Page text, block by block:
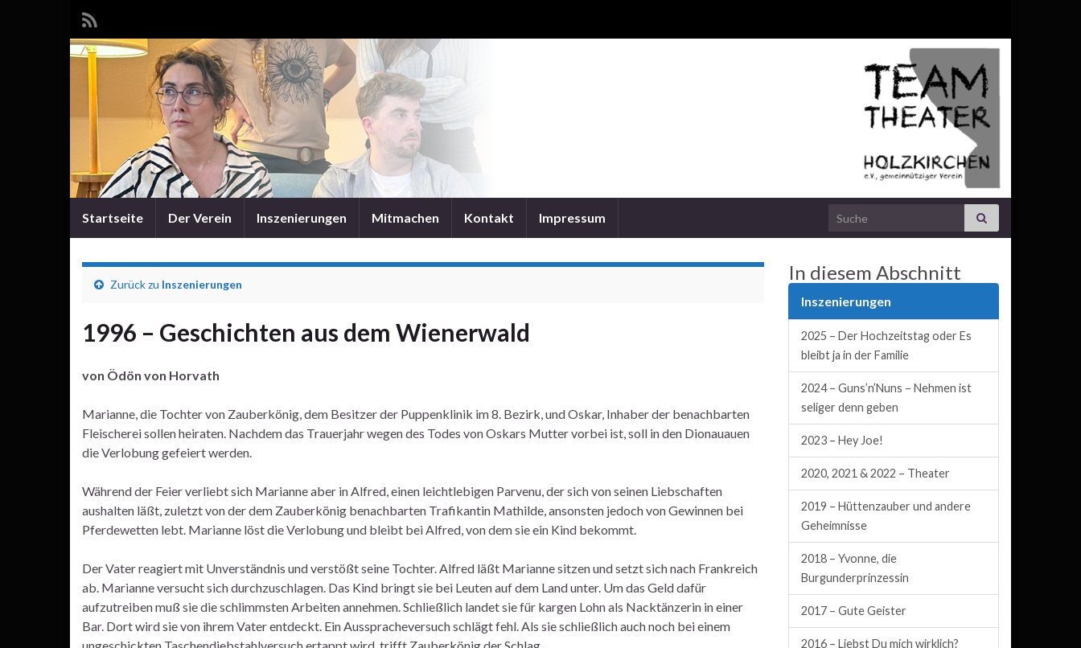
Startseite Der Verein Inszenierungen Mitmachen Kontakt Impressum Search for:
Zurück zu Inszenierungen
1996 – Geschichten aus dem Wienerwald
von Ödön von Horvath
Marianne, die Tochter von Zauberkönig, dem Besitzer der Puppenklinik im 8. Bezirk, und Oskar, Inhaber der benachbarten
Fleischerei sollen heiraten. Nachdem das Trauerjahr wegen des Todes von Oskars Mutter vorbei ist, soll in den Dionauauen
die Verlobung gefeiert werden.
Während der Feier verliebt sich Marianne aber in Alfred, einen leichtlebigen Parvenu, der sich von seinen Liebschaften
aushalten läßt, zuletzt von der dem Zauberkönig benachbarten Trafikantin Mathilde, ansonsten jedoch von Gewinnen bei
Pferdewetten lebt. Marianne löst die Verlobung und bleibt bei Alfred, von dem sie ein Kind bekommt.
Der Vater reagiert mit Unverständnis und verstößt seine Tochter. Alfred läßt Marianne sitzen und setzt sich nach Frankreich
ab. Marianne versucht sich durchzuschlagen. Das Kind bringt sie bei Leuten auf dem Land unter. Um das Geld dafür
aufzutreiben muß sie die schlimmsten Arbeiten annehmen. Schließlich landet sie für kargen Lohn als Nacktänzerin in einer
Bar. Dort wird sie von ihrem Vater entdeckt. Ein Ausspracheversuch schlägt fehl. Als sie schließlich auch noch bei einem
In diesem Abschnitt
Inszenierungen
2025 – Der Hochzeitstag oder Es
bleibt ja in der Familie
2024 – Guns’n’Nuns – Nehmen ist
seliger denn geben
2023 – Hey Joe!
2020, 2021 & 2022 – Theater
2019 – Hüttenzauber und andere
Geheimnisse
2018 – Yvonne, die
Burgunderprinzessin
2017 – Gute Geister
2016 – Liebst Du mich wirklich?